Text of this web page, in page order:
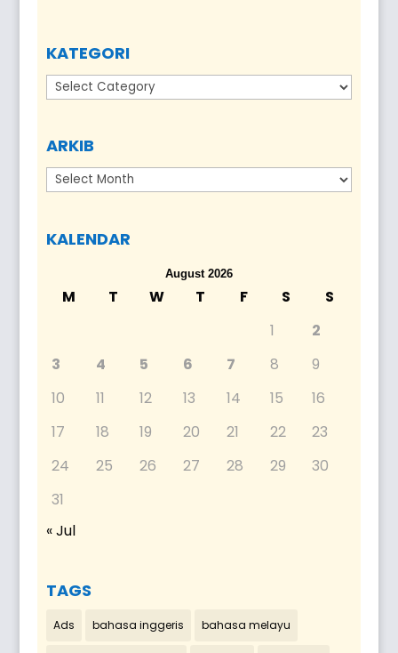
KATEGORI
Kategori
ARKIB
Arkib
KALENDAR
August 2026
M T W T F S
S
1
2
3
4 5 6 7 8
9
10
11 12 13 14 15
16
17
18 19 20 21 22
23
24
25 26 27 28 29
30
31
« Jul
TAGS
Ads bahasa inggeris bahasa melayu